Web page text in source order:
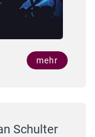
mehr
Schulter